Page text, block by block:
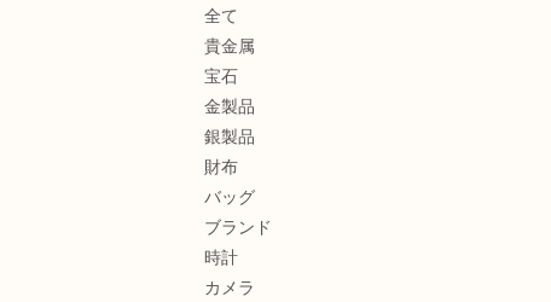
全て
貴金属
宝石
金製品
銀製品
財布
バッグ
ブランド
時計
カメラ